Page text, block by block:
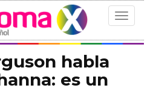
Toggle
habla
es un